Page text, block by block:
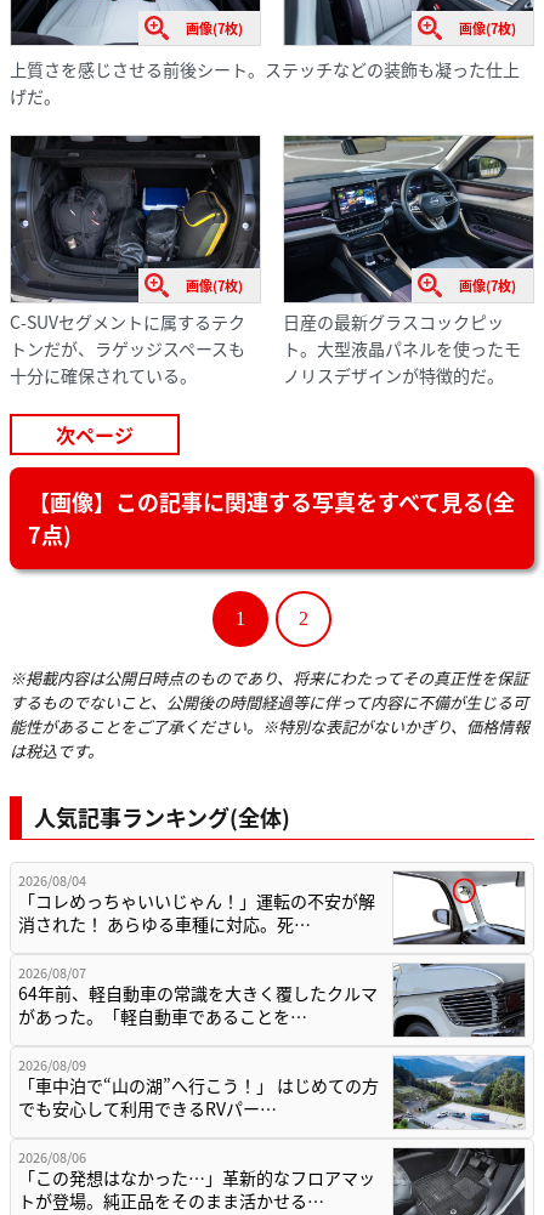
画像(7枚) 画像(7枚)
上質さを感じさせる前後シート。ステッチなどの装飾も凝った仕上
げだ。
画像(7枚)
C-SUVセグメントに属するテク
トンだが、ラゲッジスペースも
十分に確保されている。
画像(7枚)
日産の最新グラスコックピッ
ト。大型液晶パネルを使ったモ
ノリスデザインが特徴的だ。
次ページ
【画像】この記事に関連する写真をすべて見る(全
7点)
1 2
※掲載内容は公開日時点のものであり、将来にわたってその真正性を保証
するものでないこと、公開後の時間経過等に伴って内容に不備が生じる可
能性があることをご了承ください。※特別な表記がないかぎり、価格情報
は税込です。
人気記事ランキング(全体)
2026/08/04
「コレめっちゃいいじゃん！」運転の不安が解
消された！ あらゆる車種に対応。死…
2026/08/07
64年前、軽自動車の常識を大きく覆したクルマ
があった。「軽自動車であることを…
2026/08/09
「車中泊で“山の湖”へ行こう！」 はじめての方
でも安心して利用できるRVパー…
2026/08/06
「この発想はなかった…」革新的なフロアマッ
トが登場。純正品をそのまま活かせる…